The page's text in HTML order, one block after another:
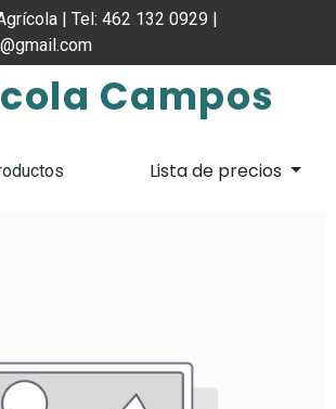
| Tel: 462 132 0929 |
Campos
Lista de precios